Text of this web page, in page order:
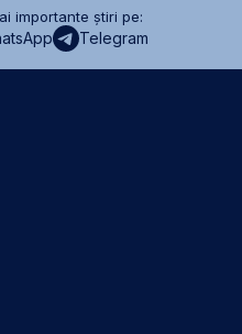
importante știri pe:
Telegram